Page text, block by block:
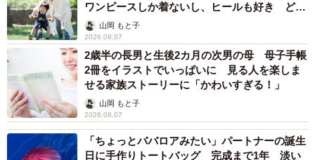
ワンピースしか着ないし、ヒールも好き どの
へんが…
山岡 もと子
2026.08.07
2歳半の長男と生後2カ月の次男の母 母子手帳
2冊をイラストでいっぱいに 見る人を楽しま
せる家族ストーリーに「かわいすぎる！」
山岡 もと子
2026.08.07
「ちょっとババロアみたい」パートナーの誕生
日に手作りトートバッグ 完成まで1年 淡い